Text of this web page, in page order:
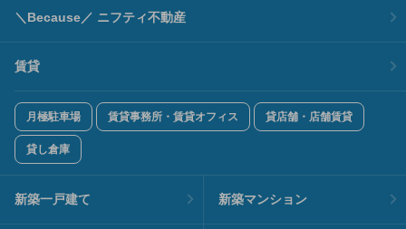
＼Because／ ニフティ不動産
賃貸
月極駐車場 賃貸事務所・賃貸オフィス 貸店舗・店舗賃貸
貸し倉庫
新築一戸建て 新築マンション